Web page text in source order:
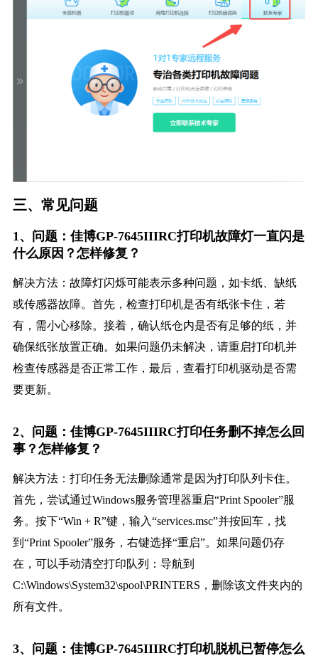
三、常见问题
1、问题：佳博GP-7645IIIRC打印机故障灯一直闪是
什么原因？怎样修复？
解决方法：故障灯闪烁可能表示多种问题，如卡纸、缺纸
或传感器故障。首先，检查打印机是否有纸张卡住，若
有，需小心移除。接着，确认纸仓内是否有足够的纸，并
确保纸张放置正确。如果问题仍未解决，请重启打印机并
检查传感器是否正常工作，最后，查看打印机驱动是否需
要更新。
2、问题：佳博GP-7645IIIRC打印任务删不掉怎么回
事？怎样修复？
解决方法：打印任务无法删除通常是因为打印队列卡住。
首先，尝试通过Windows服务管理器重启“Print Spooler”服
务。按下“Win + R”键，输入“services.msc”并按回车，找
到“Print Spooler”服务，右键选择“重启”。如果问题仍存
在，可以手动清空打印队列：导航到
C:\Windows\System32\spool\PRINTERS，删除该文件夹内的
所有文件。
3、问题：佳博GP-7645IIIRC打印机脱机已暂停怎么